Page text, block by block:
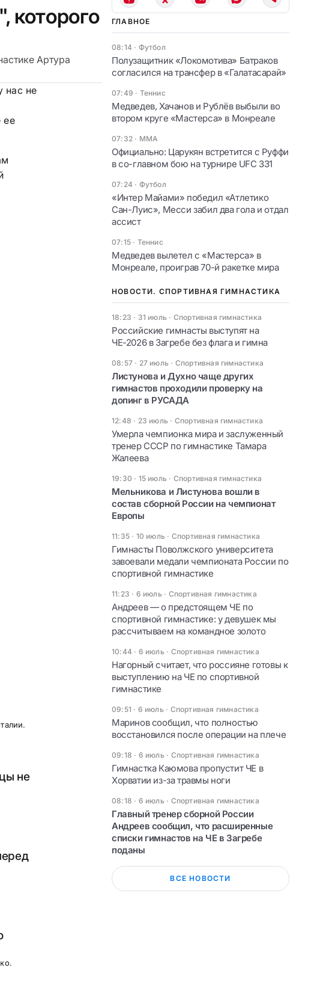
которого
Артура
нас не
ее
не
ГЛАВНОЕ
08:14 · Футбол
Полузащитник «Локомотива» Батраков
согласился на трансфер в «Галатасарай»
07:49 · Теннис
Медведев, Хачанов и Рублёв выбыли во
втором круге «Мастерса» в Монреале
07:32 · ММА
Официально: Царукян встретится с Руффи
в со-главном бою на турнире UFC 331
07:24 · Футбол
«Интер Майами» победил «Атлетико
Сан-Луис», Месси забил два гола и отдал
ассист
07:15 · Теннис
Медведев вылетел с «Мастерса» в
Монреале, проиграв 70-й ракетке мира
НОВОСТИ. СПОРТИВНАЯ ГИМНАСТИКА
18:23 · 31 июль · Спортивная гимнастика
Российские гимнасты выступят на
ЧЕ-2026 в Загребе без флага и гимна
08:57 · 27 июль · Спортивная гимнастика
Листунова и Духно чаще других
гимнастов проходили проверку на
допинг в РУСАДА
12:48 · 23 июль · Спортивная гимнастика
Умерла чемпионка мира и заслуженный
тренер СССР по гимнастике Тамара
Жалеева
19:30 · 15 июль · Спортивная гимнастика
Мельникова и Листунова вошли в
состав сборной России на чемпионат
Европы
11:35 · 10 июль · Спортивная гимнастика
Гимнасты Поволжского университета
завоевали медали чемпионата России по
спортивной гимнастике
11:23 · 6 июль· Спортивная гимнастика
Андреев — о предстоящем ЧЕ по
спортивной гимнастике: у девушек мы
рассчитываем на командное золото
10:44 · 6 июль· Спортивная гимнастика
Нагорный считает, что россияне готовы к
выступлению на ЧЕ по спортивной
гимнастике
09:51 · 6 июль· Спортивная гимнастика
Маринов сообщил, что полностью
восстановился после операции на плече
09:18 · 6 июль· Спортивная гимнастика
Гимнастка Каюмова пропустит ЧЕ в
Хорватии из-за травмы ноги
08:18 · 6 июль· Спортивная гимнастика
Главный тренер сборной России
Андреев сообщил, что расширенные
списки гимнастов на ЧЕ в Загребе
поданы
ВСЕ НОВОСТИ